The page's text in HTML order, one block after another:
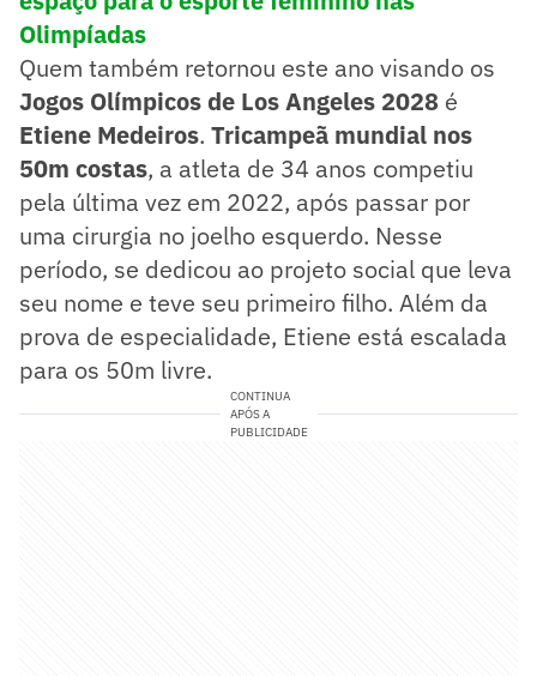
Olimpíadas
Quem também retornou este ano visando os
Jogos Olímpicos de Los Angeles 2028 é
Etiene Medeiros. Tricampeã mundial nos
50m costas, a atleta de 34 anos competiu
pela última vez em 2022, após passar por
uma cirurgia no joelho esquerdo. Nesse
período, se dedicou ao projeto social que leva
seu nome e teve seu primeiro filho. Além da
prova de especialidade, Etiene está escalada
para os 50m livre.
CONTINUA
APÓS A
PUBLICIDADE